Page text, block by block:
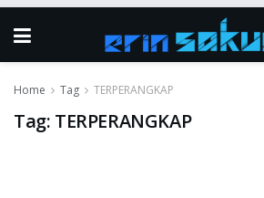
Home Tag TERPERANGKAP
Tag: TERPERANGKAP